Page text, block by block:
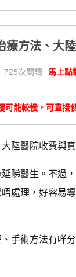
療方法、大
725次閱讀 馬上點
能較慢，可直接
陸醫院收費與
醫生。不過
處理，好容易
術方法有咩